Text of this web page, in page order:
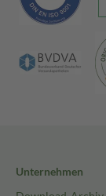
Unternehmen